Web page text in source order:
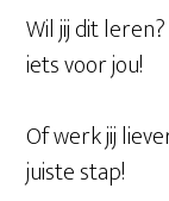
Wil jij dit
iets voor jou!
Of werk jij
juiste stap!